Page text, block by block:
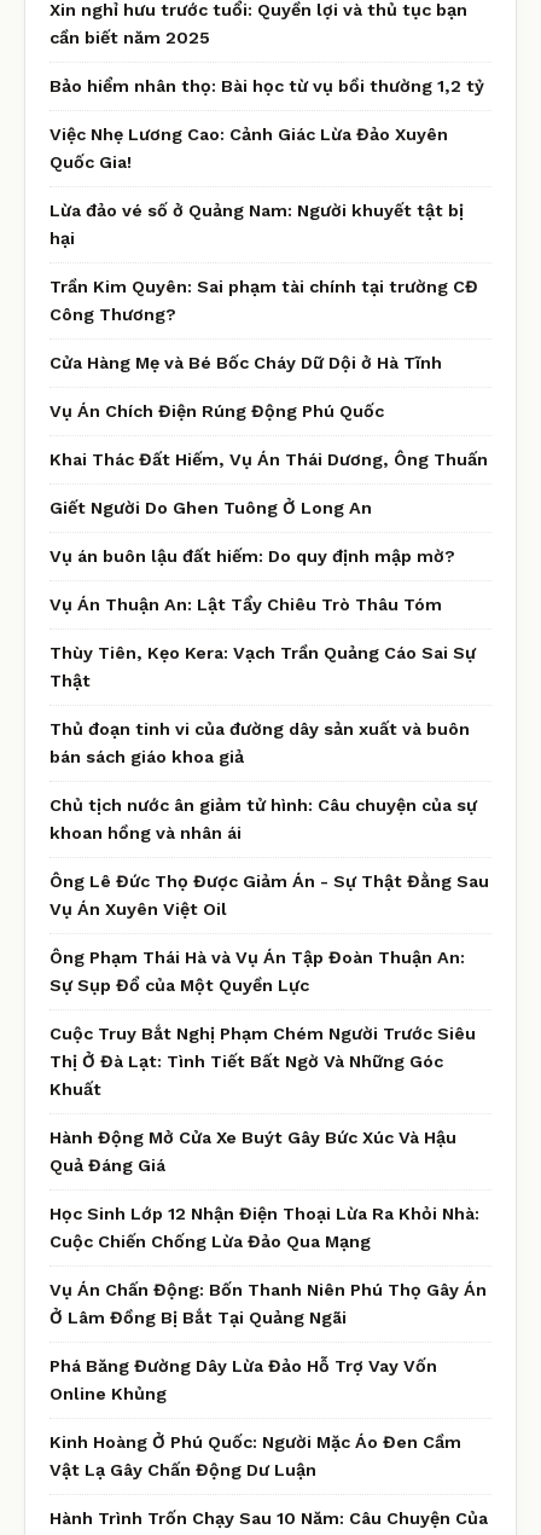
Xin nghỉ hưu trước tuổi: Quyền lợi và thủ tục bạn
cần biết năm 2025
Bảo hiểm nhân thọ: Bài học từ vụ bồi thường 1,2 tỷ
Việc Nhẹ Lương Cao: Cảnh Giác Lừa Đảo Xuyên
Quốc Gia!
Lừa đảo vé số ở Quảng Nam: Người khuyết tật bị
hại
Trần Kim Quyên: Sai phạm tài chính tại trường CĐ
Công Thương?
Cửa Hàng Mẹ và Bé Bốc Cháy Dữ Dội ở Hà Tĩnh
Vụ Án Chích Điện Rúng Động Phú Quốc
Khai Thác Đất Hiếm, Vụ Án Thái Dương, Ông Thuấn
Giết Người Do Ghen Tuông Ở Long An
Vụ án buôn lậu đất hiếm: Do quy định mập mờ?
Vụ Án Thuận An: Lật Tẩy Chiêu Trò Thâu Tóm
Thùy Tiên, Kẹo Kera: Vạch Trần Quảng Cáo Sai Sự
Thật
Thủ đoạn tinh vi của đường dây sản xuất và buôn
bán sách giáo khoa giả
Chủ tịch nước ân giảm tử hình: Câu chuyện của sự
khoan hồng và nhân ái
Ông Lê Đức Thọ Được Giảm Án - Sự Thật Đằng Sau
Vụ Án Xuyên Việt Oil
Ông Phạm Thái Hà và Vụ Án Tập Đoàn Thuận An:
Sự Sụp Đổ của Một Quyền Lực
Cuộc Truy Bắt Nghị Phạm Chém Người Trước Siêu
Thị Ở Đà Lạt: Tình Tiết Bất Ngờ Và Những Góc
Khuất
Hành Động Mở Cửa Xe Buýt Gây Bức Xúc Và Hậu
Quả Đáng Giá
Học Sinh Lớp 12 Nhận Điện Thoại Lừa Ra Khỏi Nhà:
Cuộc Chiến Chống Lừa Đảo Qua Mạng
Vụ Án Chấn Động: Bốn Thanh Niên Phú Thọ Gây Án
Ở Lâm Đồng Bị Bắt Tại Quảng Ngãi
Phá Băng Đường Dây Lừa Đảo Hỗ Trợ Vay Vốn
Online Khủng
Kinh Hoàng Ở Phú Quốc: Người Mặc Áo Đen Cầm
Vật Lạ Gây Chấn Động Dư Luận
Hành Trình Trốn Chạy Sau 10 Năm: Câu Chuyện Của